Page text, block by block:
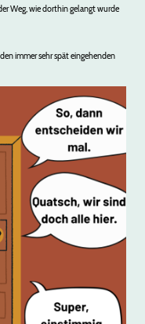
Weg, wie dorthin gelangt wurde
immer sehr spät eingehenden